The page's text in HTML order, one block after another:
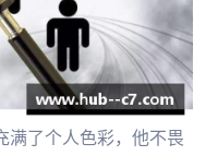
满了个人色彩，他不畏